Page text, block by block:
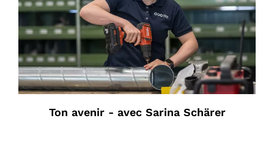
Ton avenir - avec Sarina Schärer